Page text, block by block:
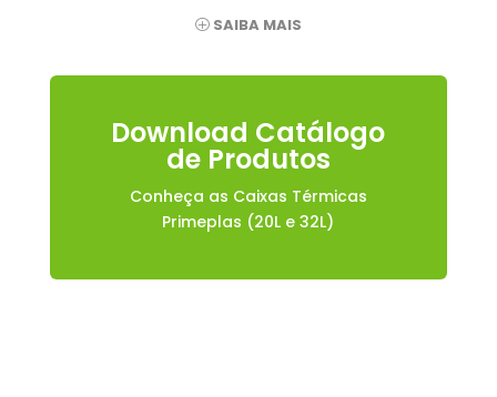
SAIBA MAIS
Download Catálogo
de Produtos
Conheça as Caixas Térmicas
Primeplas (20L e 32L)